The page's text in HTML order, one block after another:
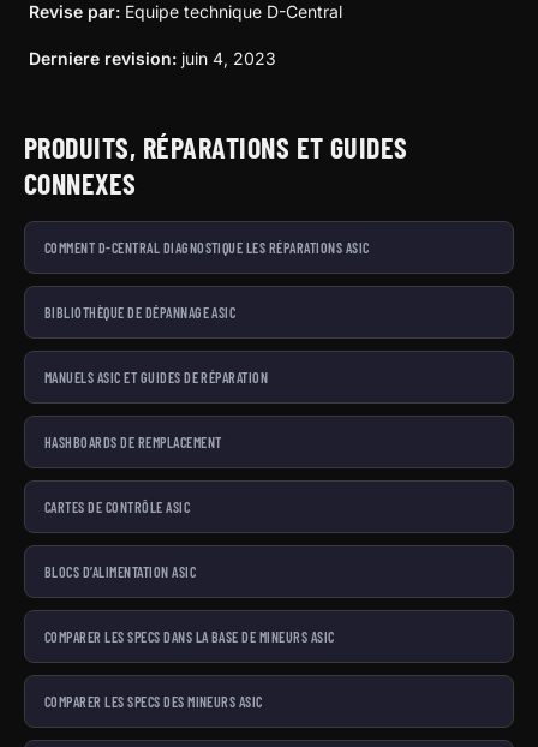
Revise par: Equipe technique D-Central
Derniere revision: juin 4, 2023
PRODUITS, RÉPARATIONS ET GUIDES
CONNEXES
COMMENT D-CENTRAL DIAGNOSTIQUE LES RÉPARATIONS ASIC
BIBLIOTHÈQUE DE DÉPANNAGE ASIC
MANUELS ASIC ET GUIDES DE RÉPARATION
HASHBOARDS DE REMPLACEMENT
CARTES DE CONTRÔLE ASIC
BLOCS D’ALIMENTATION ASIC
COMPARER LES SPECS DANS LA BASE DE MINEURS ASIC
COMPARER LES SPECS DES MINEURS ASIC